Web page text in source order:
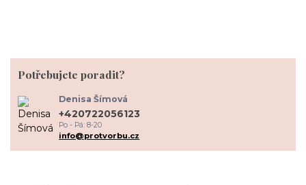
Potřebujete poradit?
Denisa Šímová
+420722056123
Po - Pá: 8-20
info@protvorbu.cz